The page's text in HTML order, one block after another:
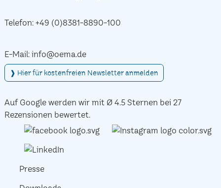
Telefon: +49 (0)8381-8890-100
E-Mail: info@oema.de
❱ Hier für kostenfreien Newsletter anmelden
Auf Google werden wir mit Ø 4.5 Sternen bei 27
Rezensionen bewertet.
Presse